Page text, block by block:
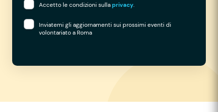
Accetto le condizioni sullaprivacy.
Inviatemi gli aggiornamenti sui prossimi eventi di
volontariato a Roma